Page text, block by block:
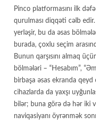
Pinco platformasını ilk
qurulması diqqəti cəlb
yerləşir, bu da əsas
burada, çoxlu seçim
Bunun qarşısını almaq
bölmələri – “Hesabım”,
birbaşa əsas ekranda
cihazlarda da yaxşı
bilər; buna görə də hər iki
naviqasiyanı öyrənmək